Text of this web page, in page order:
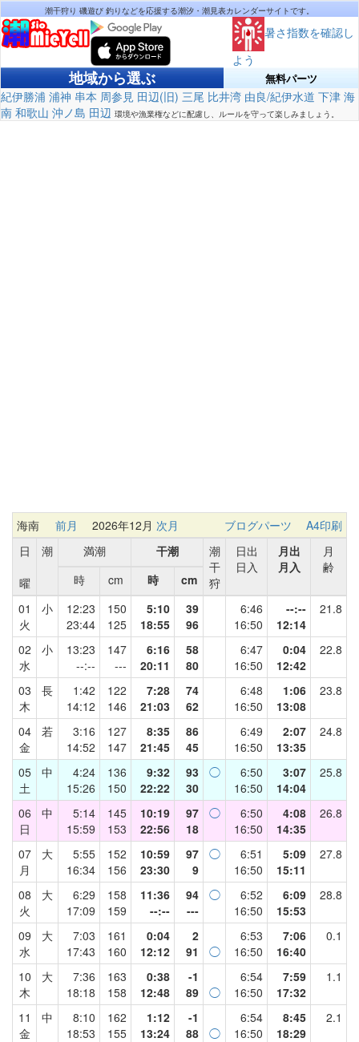
潮干狩り 磯遊び 釣りなどを応援する潮汐・潮見表カレンダーサイトです。
暑さ指数を確認し
よう
地域から選ぶ 無料パーツ
紀伊勝浦 浦神 串本 周参見 田辺(旧) 三尾 比井湾 由良/紀伊水道 下津 海
南 和歌山 沖ノ島 田辺 環境や漁業権などに配慮し、ルールを守って楽しみましょう。
海南 前月 2026年12月 次月 ブログパーツ
A4印刷
日
曜
潮 満潮 干潮
潮
干
狩
日出
日入
月出
月入
月
齢
時
cm 時
cm
01
火
小
12:23
23:44
150
125
5:10
18:55
39
96
6:46
16:50
--:--
12:14
21.8
02
水
小
13:23
--:--
147
---
6:16
20:11
58
80
6:47
16:50
0:04
12:42
22.8
03
木
長
1:42
14:12
122
146
7:28
21:03
74
62
6:48
16:50
1:06
13:08
23.8
04
金
若
3:16
14:52
127
147
8:35
21:45
86
45
6:49
16:50
2:07
13:35
24.8
05
土
中
4:24
15:26
136
150
9:32
22:22
93
30
◯
6:50
16:50
3:07
14:04
25.8
06
日
中
5:14
15:59
145
153
10:19
22:56
97
18
◯
6:50
16:50
4:08
14:35
26.8
07
月
大
5:55
16:34
152
156
10:59
23:30
97
9
◯
6:51
16:50
5:09
15:11
27.8
08
火
大
6:29
17:09
158
159
11:36
--:--
94
---
◯
6:52
16:50
6:09
15:53
28.8
09
水
大
7:03
17:43
161
160
0:04
12:12
2
91
◯
6:53
16:50
7:06
16:40
0.1
10
木
大
7:36
18:18
163
158
0:38
12:48
-1
89
◯
6:54
16:50
7:59
17:32
1.1
11
金
中
8:10
18:53
162
155
1:12
13:24
-1
88
◯
6:54
16:50
8:45
18:29
2.1